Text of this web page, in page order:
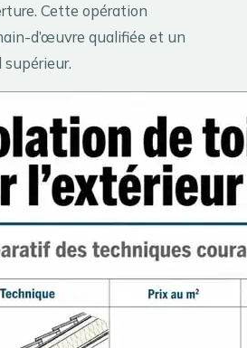
Cette opération
d’œuvre qualifiée et un